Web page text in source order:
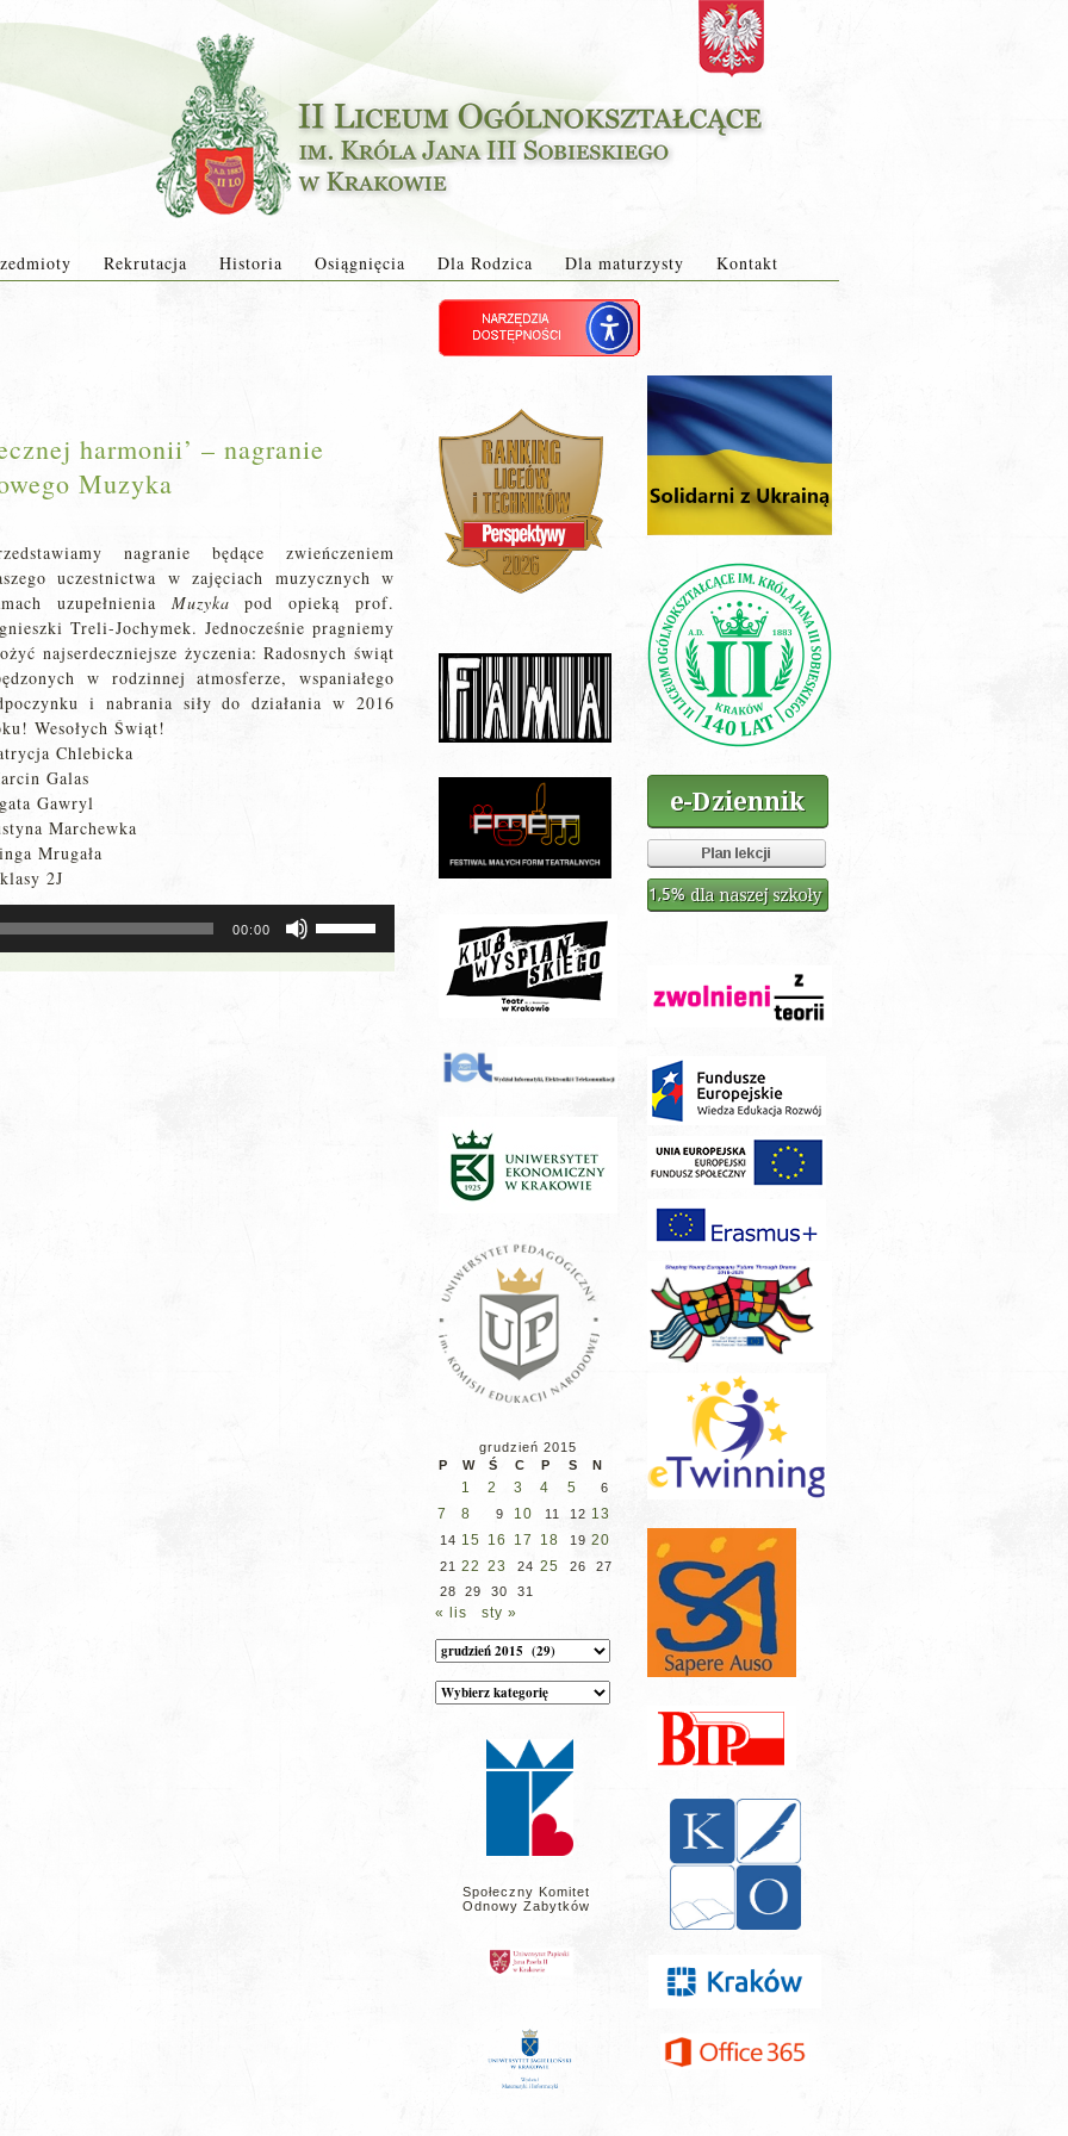
Rekrutacja Historia Osiągnięcia Dla Rodzica Dla maturzysty Kontakt
harmonii’ – nagranie
Muzyka
nagranie będące zwieńczeniem
uczestnictwa w zajęciach muzycznych w
uzupełnienia Muzykapod opieką prof.
Treli-Jochymek. Jednocześnie pragniemy
najserdeczniejsze życzenia: Radosnych świąt
w rodzinnej atmosferze, wspaniałego
i nabrania siły do działania w 2016
Wesołych Świąt!
Chlebicka
Galas
Gawryl
Marchewka
Mrugała
2J
00:00
grudzień 2015
P
W Ś C P S N
1 2 3 4 5 6
7 8 9 10 11 12 13
14 15 16 17 18 19 20
21 22 23 24 25 26
27
28
29 30 31
« lis sty »
Archiwum
Kategorie
wpisów
Społeczny Komitet
Odnowy Zabytków